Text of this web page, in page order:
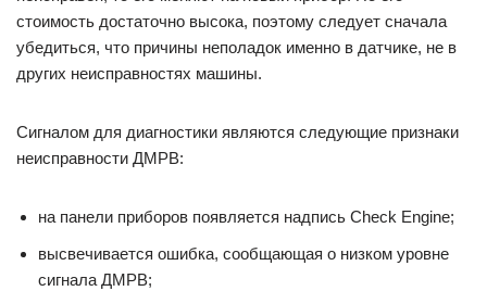
стоимость достаточно высока, поэтому следует сначала
убедиться, что причины неполадок именно в датчике, не в
других неисправностях машины.
Сигналом для диагностики являются следующие признаки
неисправности ДМРВ:
на панели приборов появляется надпись Check Engine;
высвечивается ошибка, сообщающая о низком уровне
сигнала ДМРВ;